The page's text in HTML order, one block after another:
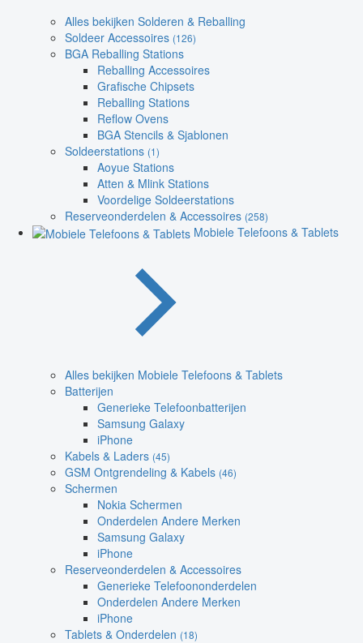
Alles bekijken Solderen & Reballing
Soldeer Accessoires (126)
BGA Reballing Stations
Reballing Accessoires
Grafische Chipsets
Reballing Stations
Reflow Ovens
BGA Stencils & Sjablonen
Soldeerstations (1)
Aoyue Stations
Atten & Mlink Stations
Voordelige Soldeerstations
Reserveonderdelen & Accessoires (258)
Mobiele Telefoons & Tablets
Alles bekijken Mobiele Telefoons & Tablets
Batterijen
Generieke Telefoonbatterijen
Samsung Galaxy
iPhone
Kabels & Laders (45)
GSM Ontgrendeling & Kabels (46)
Schermen
Nokia Schermen
Onderdelen Andere Merken
Samsung Galaxy
iPhone
Reserveonderdelen & Accessoires
Generieke Telefoononderdelen
Onderdelen Andere Merken
iPhone
Tablets & Onderdelen (18)